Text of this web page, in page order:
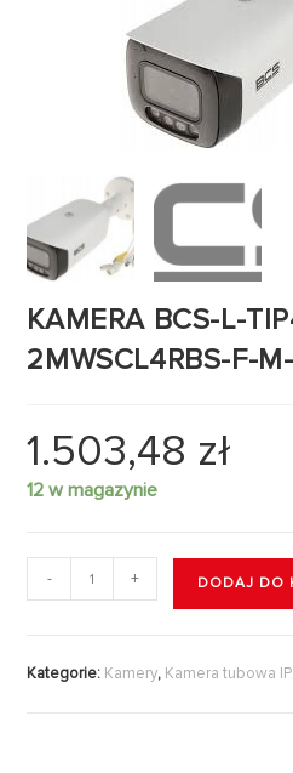
KAMERA BCS-L-
2MWSCL4RBS-F-
1.503,48 zł
12 w magazynie
- + DODAJ DO
Kategorie: Kamery, Kamera tubowa IP